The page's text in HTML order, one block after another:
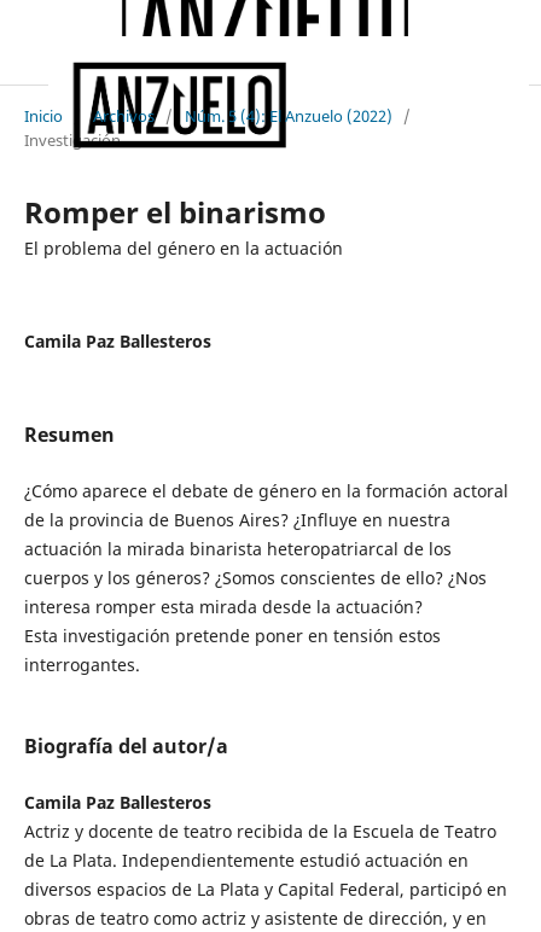
Inicio Archivos / Núm. 5 (4): El Anzuelo (2022)
/
Investigación
Romper el binarismo
El problema del género en la actuación
Camila Paz Ballesteros
Resumen
¿Cómo aparece el debate de género en la formación actoral
de la provincia de Buenos Aires? ¿Influye en nuestra
actuación la mirada binarista heteropatriarcal de los
cuerpos y los géneros? ¿Somos conscientes de ello? ¿Nos
interesa romper esta mirada desde la actuación?
Esta investigación pretende poner en tensión estos
interrogantes.
Biografía del autor/a
Camila Paz Ballesteros
Actriz y docente de teatro recibida de la Escuela de Teatro
de La Plata. Independientemente estudió actuación en
diversos espacios de La Plata y Capital Federal, participó en
obras de teatro como actriz y asistente de dirección, y en